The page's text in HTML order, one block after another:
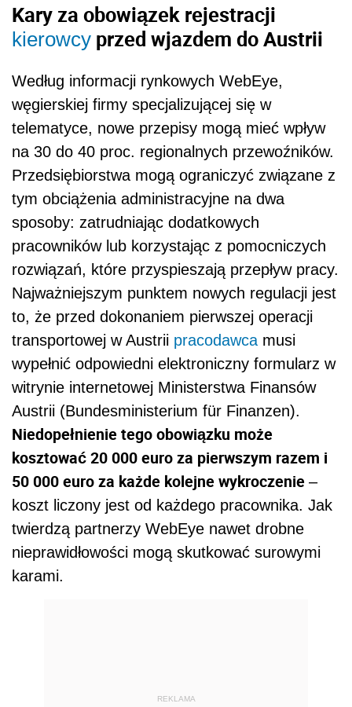
Kary za obowiązek rejestracji
kierowcy przed wjazdem do Austrii
Według informacji rynkowych WebEye,
węgierskiej firmy specjalizującej się w
telematyce, nowe przepisy mogą mieć wpływ
na 30 do 40 proc. regionalnych przewoźników.
Przedsiębiorstwa mogą ograniczyć związane z
tym obciążenia administracyjne na dwa
sposoby: zatrudniając dodatkowych
pracowników lub korzystając z pomocniczych
rozwiązań, które przyspieszają przepływ pracy.
Najważniejszym punktem nowych regulacji jest
to, że przed dokonaniem pierwszej operacji
transportowej w Austrii pracodawca musi
wypełnić odpowiedni elektroniczny formularz w
witrynie internetowej Ministerstwa Finansów
Austrii (Bundesministerium für Finanzen).
Niedopełnienie tego obowiązku może
kosztować 20 000 euro za pierwszym razem i
50 000 euro za każde kolejne wykroczenie –
koszt liczony jest od każdego pracownika. Jak
twierdzą partnerzy WebEye nawet drobne
nieprawidłowości mogą skutkować surowymi
karami.
REKLAMA